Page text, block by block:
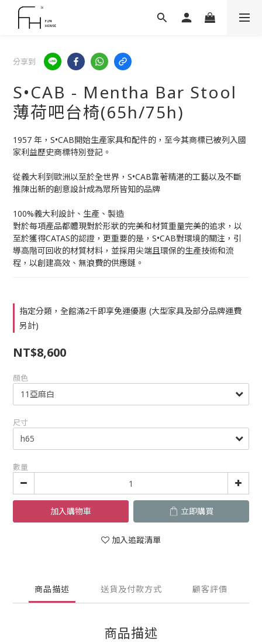
分享到
S•CAB - Mentha Bar Stool
薄荷吧台椅(65h/75h)
1957 年，S•CAB開始生產家具和配件的，至今其商標已被列入國
家利益歷史商標特別登記。
從義大利到歐洲以至於全世界，S•CAB靠著精湛的工藝以及不斷
推陳出新的創意設計成為眾所皆知的品牌
100%義大利設計、生產、製造
對於每項產品都體現對於形狀的完美和材質重量完美的追求，以
至於獲得CATAS的認證，更重要的是，S•CAB對環境的關注，引
導高階可回收的材質材料，並採用尖端且環保的生產技術和流
程，以創建高效、無浪費的供應鏈。
指定分類，全館滿2千即享免運優惠 (大型家具及部分品牌運費
另計)
NT$8,600
顏色
尺寸
數量
加入購物車 立即購買
加入追蹤清單
商品描述 送貨及付款方式 顧客評價
商品描述